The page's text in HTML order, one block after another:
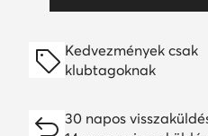
Kedvezmények csak
klubtagoknak
30 napos